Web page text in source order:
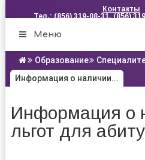
Контакты
Тел.: (856) 319-08-31, (856)
Меню
Образование
Информация о наличии...
Информация о
льгот для